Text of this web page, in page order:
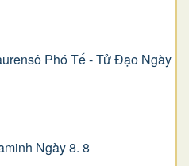
Phó Tế - Tử Đạo Ngày
Ngày 8. 8